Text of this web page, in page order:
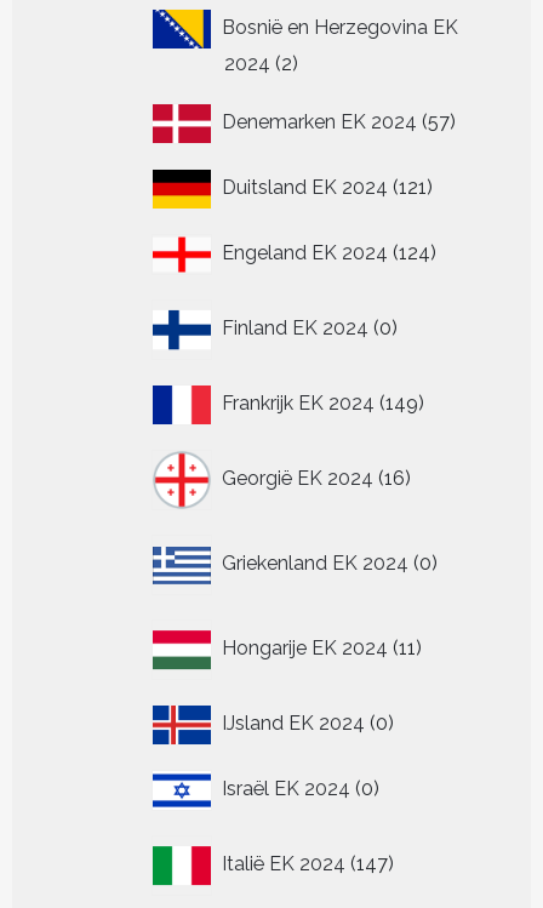
Bosnië en Herzegovina EK
2024 22
Denemarken EK 2024 5757
Duitsland EK 2024 121121
Engeland EK 2024 124124
Finland EK 2024 0
producten
Frankrijk EK 2024 149149
Georgië EK 2024 16
producten
Griekenland EK 2024 0
producten
Hongarije EK 2024 11
producten
IJsland EK 2024 00
Israël EK 2024 00
Italië EK 2024 147
producten